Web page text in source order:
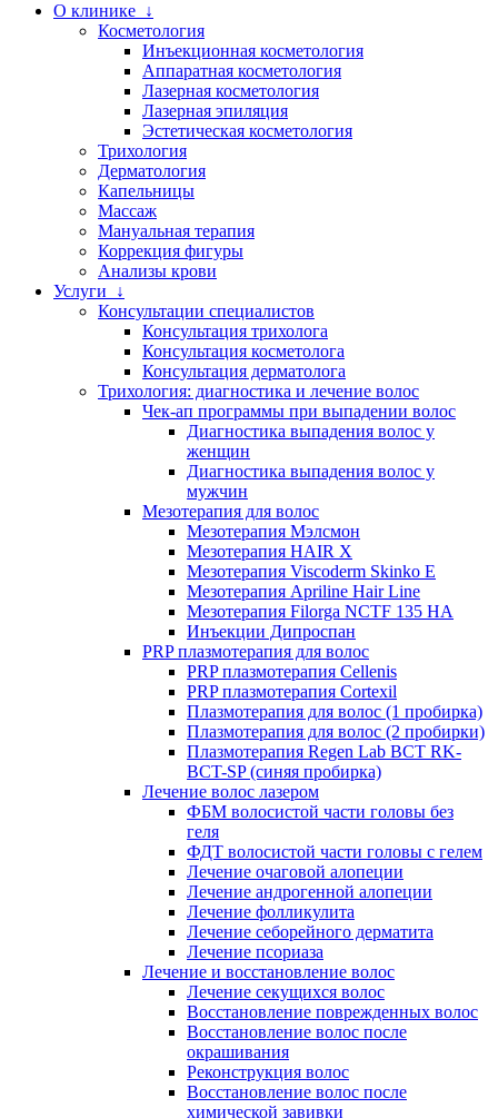
О клинике ↓
Косметология
Инъекционная косметология
Аппаратная косметология
Лазерная косметология
Лазерная эпиляция
Эстетическая косметология
Трихология
Дерматология
Капельницы
Массаж
Мануальная терапия
Коррекция фигуры
Анализы крови
Услуги ↓
Консультации специалистов
Консультация трихолога
Консультация косметолога
Консультация дерматолога
Трихология: диагностика и лечение волос
Чек-ап программы при выпадении волос
Диагностика выпадения волос у
женщин
Диагностика выпадения волос у
мужчин
Мезотерапия для волос
Мезотерапия Мэлсмон
Мезотерапия HAIR X
Мезотерапия Viscoderm Skinko E
Мезотерапия Apriline Hair Line
Мезотерапия Filorga NCTF 135 HA
Инъекции Дипроспан
PRP плазмотерапия для волос
PRP плазмотерапия Cellenis
PRP плазмотерапия Cortexil
Плазмотерапия для волос (1 пробирка)
Плазмотерапия для волос (2 пробирки)
Плазмотерапия Regen Lab BCT RK-
BCT-SP (синяя пробирка)
Лечение волос лазером
ФБМ волосистой части головы без
геля
ФДТ волосистой части головы с гелем
Лечение очаговой алопеции
Лечение андрогенной алопеции
Лечение фолликулита
Лечение себорейного дерматита
Лечение псориаза
Лечение и восстановление волос
Лечение секущихся волос
Восстановление поврежденных волос
Восстановление волос после
окрашивания
Реконструкция волос
Восстановление волос после
химической завивки